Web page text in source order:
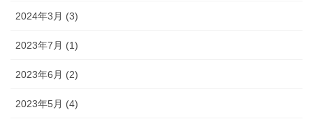
2024年3月 (3)
2023年7月 (1)
2023年6月 (2)
2023年5月 (4)